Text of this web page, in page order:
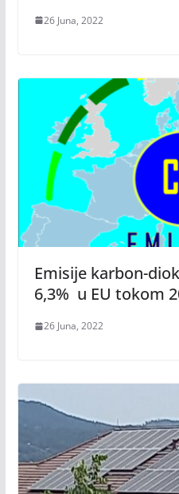
26 Juna, 2022
Emisije karbon-
6,3% u EU tokom
26 Juna, 2022